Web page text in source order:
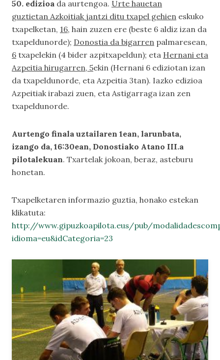
50. edizioa da aurtengoa. Urte hauetan
guztietan Azkoitiak jantzi ditu txapel gehien eskuko
txapelketan, 16, hain zuzen ere (beste 6 aldiz izan da
txapeldunorde); Donostia da bigarren palmaresean,
6 txapelekin (4 bider azpitxapeldun); eta Hernani eta
Azpeitia hirugarren, 5ekin (Hernani 6 ediziotan izan
da txapeldunorde, eta Azpeitia 3tan). Iazko edizioa
Azpeitiak irabazi zuen, eta Astigarraga izan zen
txapeldunorde.
Aurtengo finala uztailaren 1ean, larunbata,
izango da, 16:30ean, Donostiako Atano III.a
pilotalekuan. Txartelak jokoan, beraz, asteburu
honetan.
Txapelketaren informazio guztia, honako estekan
klikatuta:
http://www.gipuzkoapilota.eus/pub/
idioma=eu&idCategoria=23